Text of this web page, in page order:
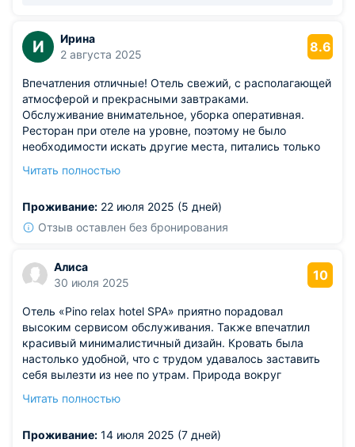
временные слоты или напоминаем о менее
загруженных часах. Алевтина, будем рады видеть
Вас снова! С наилучшими пожеланиями, команда
отеля «Alean Select Pino»
И
Ирина
2 августа 2025
8.6
Впечатления отличные! Отель свежий, с располагающей
атмосферой и прекрасными завтраками.
Обслуживание внимательное, уборка оперативная.
Ресторан при отеле на уровне, поэтому не было
необходимости искать другие места, питались только
оборудован, бани замечательные, зона релакса тоже
большая его часть находится на улице. Для детей в СПА
развлечений маловато. Обязательно сюда вернемся!
Читать полностью
Проживание: 22 июля 2025 (5 дней)
Отзыв оставлен без бронирования
Алиса
30 июля 2025
10
Отель «Pino relax hotel SPA» приятно порадовал
высоким сервисом обслуживания. Также впечатлил
красивый минималистичный дизайн. Кровать была
настолько удобной, что с трудом удавалось заставить
себя вылезти из нее по утрам. Природа вокруг
просто созерцать пейзажи. Все сотрудники большие
Читать полностью
Проживание: 14 июля 2025 (7 дней)